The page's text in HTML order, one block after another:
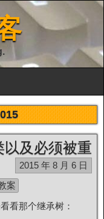
及必须被重
2015 年 8 月 6 日
案
看那个继承树：